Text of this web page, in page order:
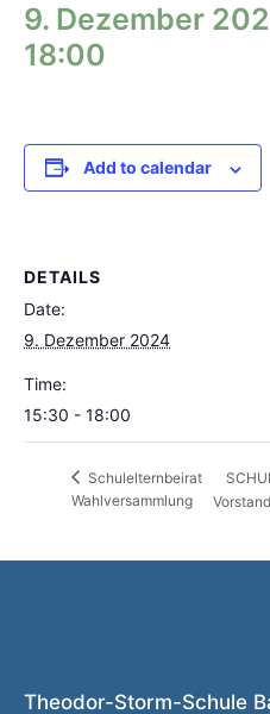
9. Dezember
18:00
Add to calendar
DETAILS
Date:
9. Dezember 2024
Time:
15:30 - 18:00
Schulelternbeirat
Wahlversammlung
Theodor-Storm-Schule